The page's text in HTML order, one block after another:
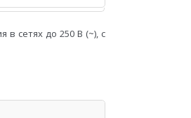
в сетях до 250 В (~), с